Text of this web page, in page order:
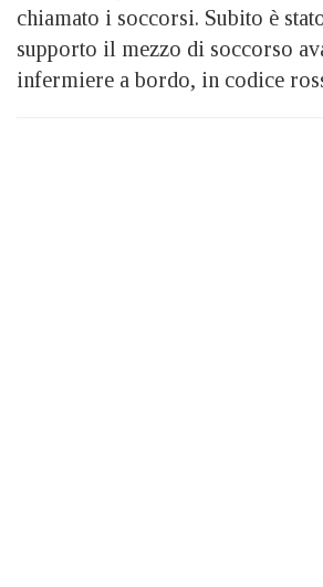
chiamato i soccorsi. Subito è
supporto il mezzo di soccorso
infermiere a bordo, in codice